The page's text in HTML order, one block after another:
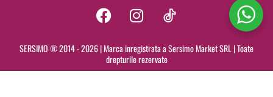
F
c
e
b
I
s
t
a
SERSIMO ® 2014 - 2026 | Marca inregistrata a Sersimo Market SRL | Toate
drepturile rezervate